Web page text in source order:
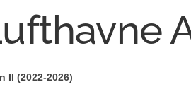
II (2022-2026)